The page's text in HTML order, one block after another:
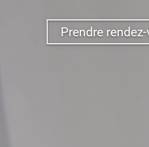
Prendre